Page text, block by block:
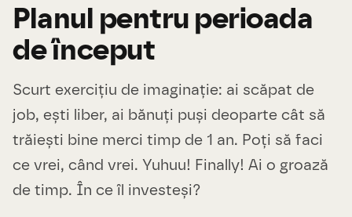
Planul pentru perioada
de început
Scurt exercițiu de imaginație: ai scăpat de
job, ești liber, ai bănuți puși deoparte cât să
trăiești bine merci timp de 1 an. Poți să faci
ce vrei, când vrei. Yuhuu! Finally! Ai o groază
de timp. În ce îl investeși?